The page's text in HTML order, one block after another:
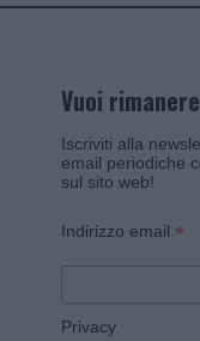
Vuoi
Iscriviti alla
email periodiche
sul sito web!
Indirizzo email *
Privacy